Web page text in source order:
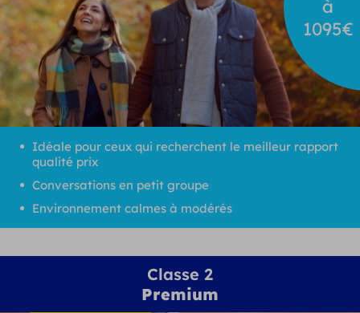
à
1095€
Idéale pour ceux qui recherchent le meilleur rapport
qualité prix
Conversations en petit groupe
Environnement calmes à modérés
Classe 2
Premium